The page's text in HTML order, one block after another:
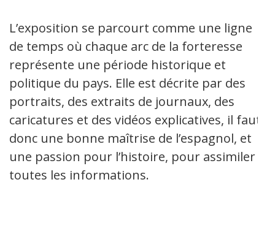
L’exposition se parcourt comme une ligne
de temps où chaque arc de la forteresse
représente une période historique et
politique du pays. Elle est décrite par des
portraits, des extraits de journaux, des
caricatures et des vidéos explicatives, il faut
donc une bonne maîtrise de l’espagnol, et
une passion pour l’histoire, pour assimiler
toutes les informations.